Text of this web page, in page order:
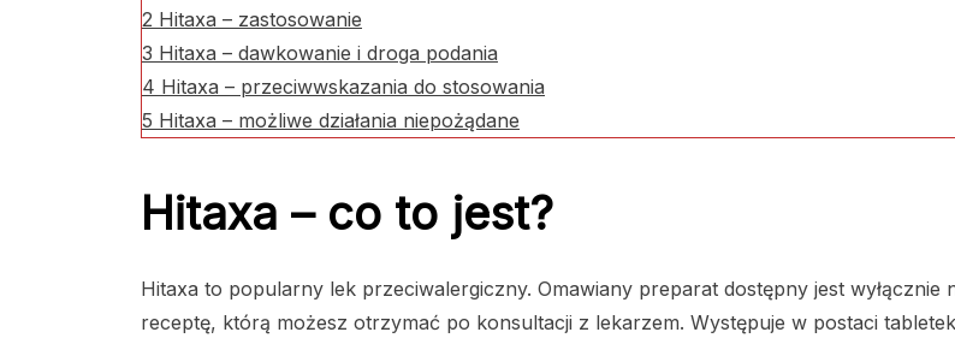
2 Hitaxa – zastosowanie
3 Hitaxa – dawkowanie i droga podania
4 Hitaxa – przeciwwskazania do stosowania
5 Hitaxa – możliwe działania niepożądane
Hitaxa – co to jest?
Hitaxa to popularny lek przeciwalergiczny. Omawiany preparat dostępny jest wyłącznie
receptę, którą możesz otrzymać po konsultacji z lekarzem. Występuje w postaci